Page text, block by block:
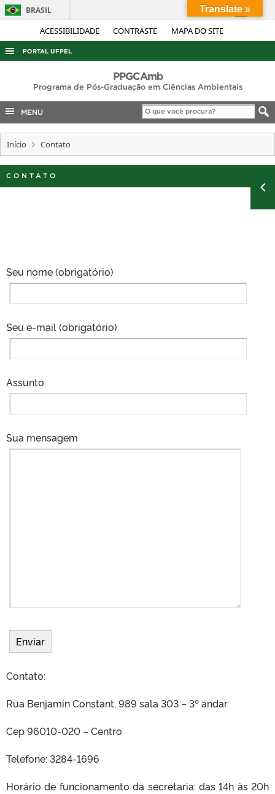
ACESSIBILIDADE CONTRASTE MAPA DO SITE
BRASIL
Simplifique!
Acesso à informação
Legislação
Canais
PORTAL UFPEL
AUDITORIA
COBALTO
CONCURSOS
EDITAIS
INTERNACIONAL
PPGCAmb
Programa de Pós-Graduação em Ciências Ambientais
MENU
Início Contato
CONTATO
Seu nome (obrigatório)
Seu e-mail (obrigatório)
Assunto
Sua mensagem
Contato:
Rua Benjamin Constant, 989 sala 303 – 3º andar
Cep 96010-020 – Centro
Telefone: 3284-1696
Horário de funcionamento da secretaria: das 14h às 20h
Translate »